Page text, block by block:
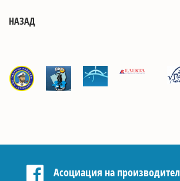
НАЗАД
Асоциация на